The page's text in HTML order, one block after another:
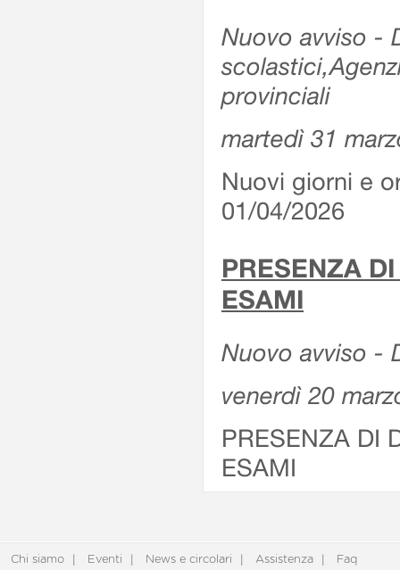
Nuovo avviso -
provinciali
martedì 31
Nuovi giorni e
01/04/2026
PRESENZA
ESAMI
Nuovo avviso -
venerdì 20
PRESENZA DI
ESAMI
Chi siamo Eventi News e circolari Assistenza Faq